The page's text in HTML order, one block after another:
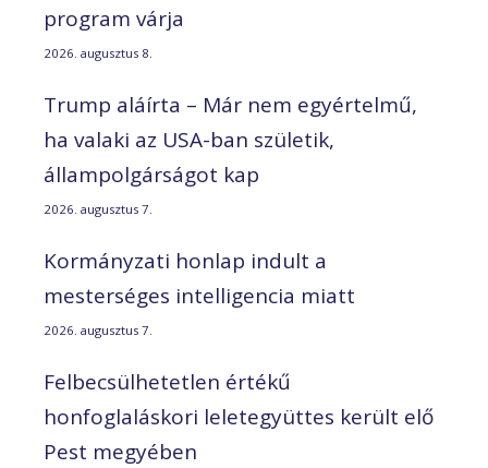
program várja
2026. augusztus 8.
Trump aláírta – Már nem egyértelmű,
ha valaki az USA-ban születik,
állampolgárságot kap
2026. augusztus 7.
Kormányzati honlap indult a
mesterséges intelligencia miatt
2026. augusztus 7.
Felbecsülhetetlen értékű
honfoglaláskori leletegyüttes került elő
Pest megyében